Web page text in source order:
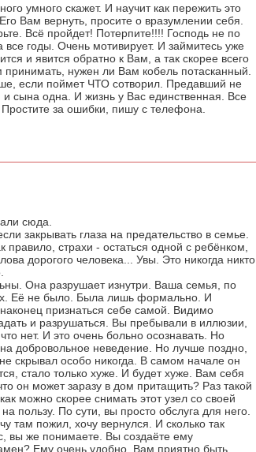
умного скажет. И научит как пережить это
Вам вернуть, просите о вразумлении себя.
Всё пройдет! Потерпите!!!! Господь не по
годы. Очень мотивирует. И займитесь уже
и явится обратно к Вам, а так скорее всего
нужен ли Вам кобель потасканный.
если поймет ЧТО сотворил. Предавший не
сына одна. И жизнь у Вас единственная. Все
за ошибки, пишу с телефона.
сюда.
закрывать глаза на предательство в семье.
правило, страхи - остаться одной с ребёнком,
дорогого человека... Увы. Это никогда никто
Она разрушает изнутри. Ваша семья, по
Её не было. Была лишь формально. И
признаться себе самой. Видимо
и разрушаться. Вы пребывали в иллюзии,
нет. И это очень больно осознавать. Но
добровольное неведение. Но лучше поздно,
скрывал особо никогда. В самом начале он
стало только хуже. И будет хуже. Вам себя
он может заразу в дом притащить? Раз такой
можно скорее снимать этот узел со своей
пользу. По сути, вы просто обслуга для него.
там пожил, хочу вернулся. И сколько так
вы же понимаете. Вы создаёте ему
Ему очень удобно. Вам приятно быть